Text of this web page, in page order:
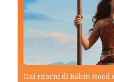
Dai ritorni di Robin Hood